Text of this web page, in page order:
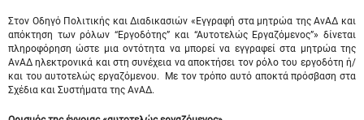
Στον Οδηγό Πολιτικής και Διαδικασιών «Εγγραφή στα μητρώα της ΑνΑΔ και
απόκτηση των ρόλων “Εργοδότης” και “Αυτοτελώς Εργαζόμενος”» δίνεται
πληροφόρηση ώστε μια οντότητα να μπορεί να εγγραφεί στα μητρώα της
ΑνΑΔ ηλεκτρονικά και στη συνέχεια να αποκτήσει τον ρόλο του εργοδότη ή/
και του αυτοτελώς εργαζόμενου. Με τον τρόπο αυτό αποκτά πρόσβαση στα
Σχέδια και Συστήματα της ΑνΑΔ.